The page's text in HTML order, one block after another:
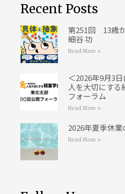
Recent Posts
第251回 13歳
細谷 功
Read More »
＜2026年9月3
人を大切にする
フォーラム
Read More »
2026年夏季休
Read More »